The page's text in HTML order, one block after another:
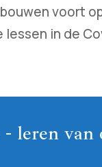
voort
in de
leren van